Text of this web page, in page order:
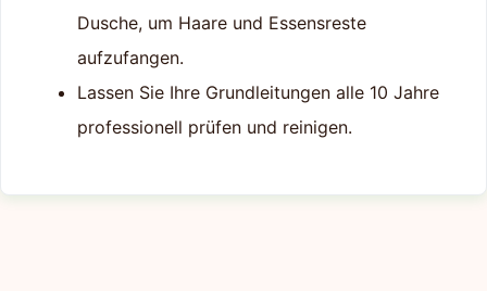
Dusche, um Haare und Essensreste
aufzufangen.
Lassen Sie Ihre Grundleitungen alle 10 Jahre
professionell prüfen und reinigen.